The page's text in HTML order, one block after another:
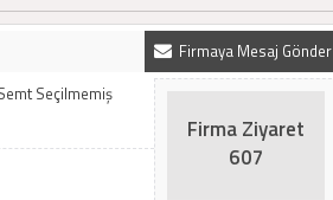
Firmaya Mesaj Gönder
Seçilmemiş
Firma Ziyaret
607